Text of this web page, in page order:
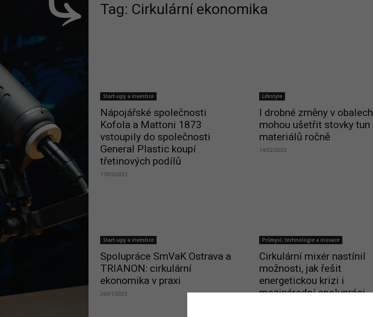
Tag: Cirkulární ekonomika
Start-upy a investice
Nápojářské společnosti
Kofola a Mattoni 1873
vstoupily do společnosti
General Plastic koupí
třetinových podílů
17/05/2023
Lifestyle
I drobné změny v obalech
mohou ušetřit stovky tun
materiálů ročně
14/02/2023
Start-upy a investice
Spolupráce SmVaK Ostrava a
TRIANON: cirkulární
ekonomika v praxi
26/01/2023
Průmysl, technologie a inovace
Cirkulární mixér nastínil
možnosti, jak řešit
energetickou krizi i
mezinárodní spolupráci